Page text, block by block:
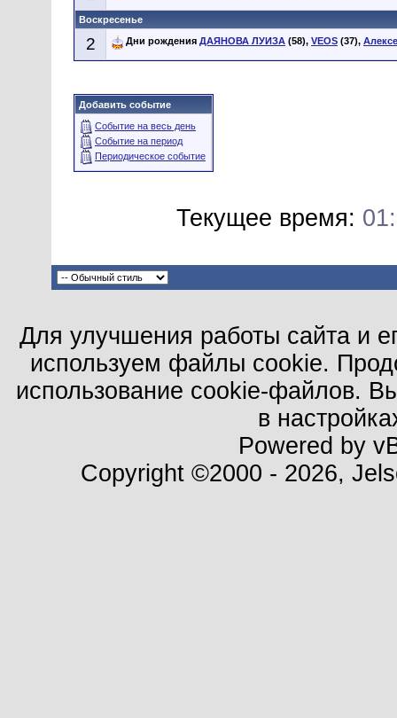
Воскресенье
2 Дни рождения ДАЯНОВА ЛУИЗА (58), VEOS (37),
Добавить событие
Событие на весь день
Событие на период
Периодическое событие
Текущее время:
Для улучшения работы сайта и
используем файлы cookie.
использование cookie-файлов.
в
Powered by
Copyright ©2000 - 2026,